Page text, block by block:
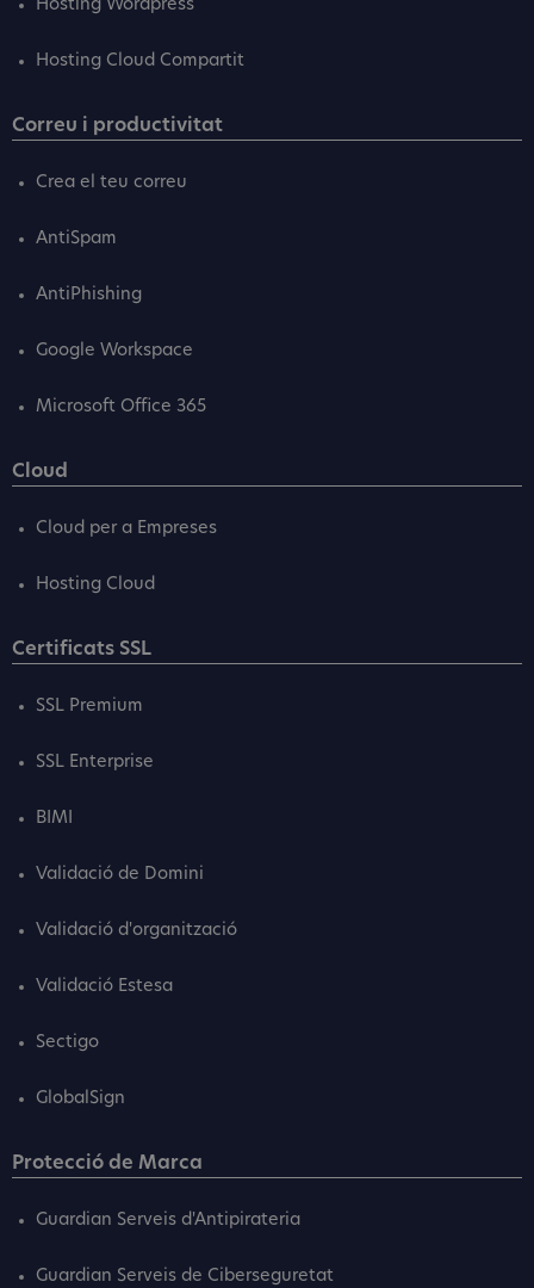
Hosting Wordpress
Hosting Cloud Compartit
Correu i productivitat
Crea el teu correu
AntiSpam
AntiPhishing
Google Workspace
Microsoft Office 365
Cloud
Cloud per a Empreses
Hosting Cloud
Certificats SSL
SSL Premium
SSL Enterprise
BIMI
Validació de Domini
Validació d'organització
Validació Estesa
Sectigo
GlobalSign
Protecció de Marca
Guardian Serveis d'Antipirateria
Guardian Serveis de Ciberseguretat